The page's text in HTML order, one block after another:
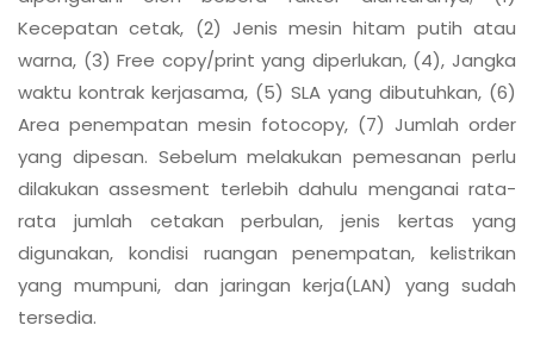
Kecepatan cetak, (2) Jenis mesin hitam putih atau
warna, (3) Free copy/print yang diperlukan, (4), Jangka
waktu kontrak kerjasama, (5) SLA yang dibutuhkan, (6)
Area penempatan mesin fotocopy, (7) Jumlah order
yang dipesan. Sebelum melakukan pemesanan perlu
dilakukan assesment terlebih dahulu menganai rata-
rata jumlah cetakan perbulan, jenis kertas yang
digunakan, kondisi ruangan penempatan, kelistrikan
yang mumpuni, dan jaringan kerja(LAN) yang sudah
tersedia.